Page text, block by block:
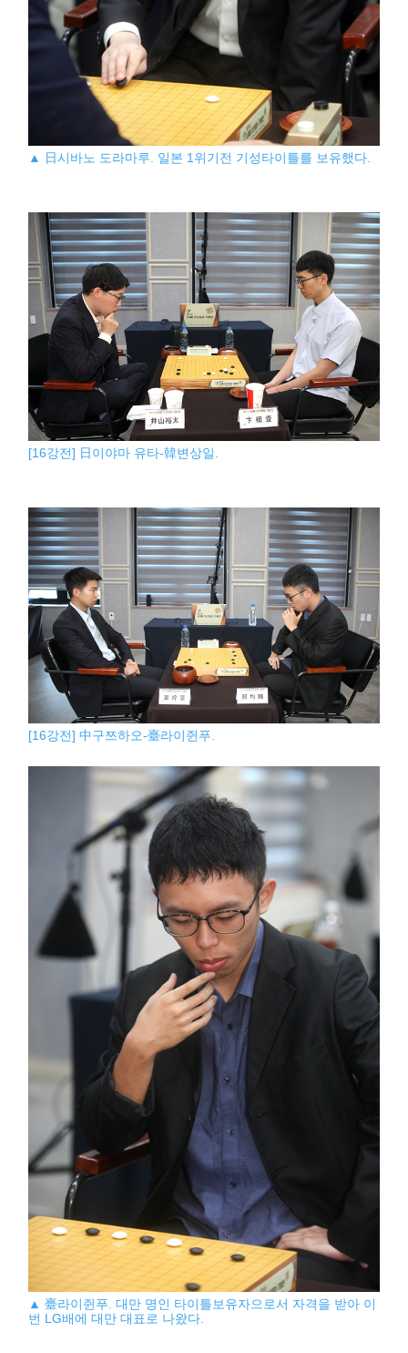
▲ 日시바노 도라마루. 일본 1위기전 기성타이틀를 보유했다.
[16강전] 日이야마 유타-韓변상일.
[16강전] 中구쯔하오-臺라이쥔푸.
▲ 臺라이쥔푸. 대만 명인 타이틀보유자으로서 자격을 받아 이
번 LG배에 대만 대표로 나왔다.